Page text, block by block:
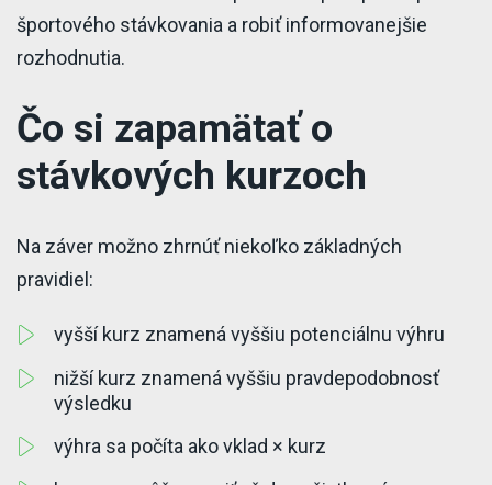
športového stávkovania a robiť informovanejšie
rozhodnutia.
Čo si zapamätať o
stávkových kurzoch
Na záver možno zhrnúť niekoľko základných
pravidiel:
vyšší kurz znamená vyššiu potenciálnu výhru
nižší kurz znamená vyššiu pravdepodobnosť
výsledku
výhra sa počíta ako vklad × kurz